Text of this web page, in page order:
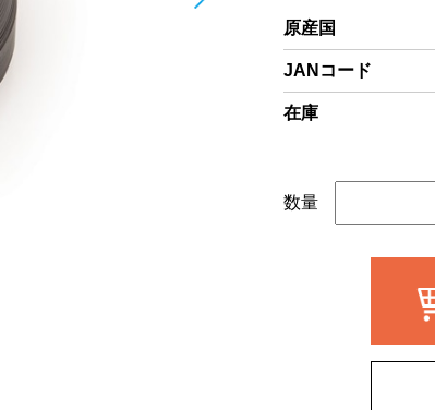
原産国
JANコード
在庫
数量